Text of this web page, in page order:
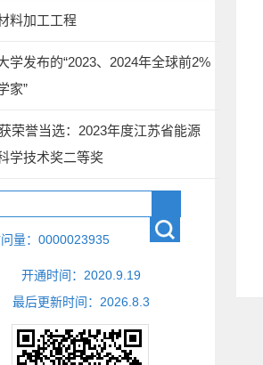
料加工工程
学发布的“2023、2024年全球前2%
家”
荣誉当选：2023年度江苏省能源
学技术奖二等奖
量： 0000023935
开通时间： 2020 9 19
最后更新时间： 2026 8 3